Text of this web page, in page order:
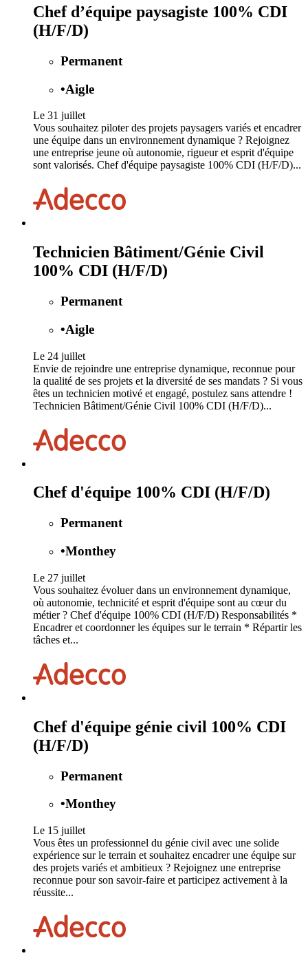
Chef d’équipe paysagiste 100% CDI
(H/F/D)
Permanent
•Aigle
Le 31 juillet
Vous souhaitez piloter des projets paysagers variés et encadrer
une équipe dans un environnement dynamique ? Rejoignez
une entreprise jeune où autonomie, rigueur et esprit d'équipe
sont valorisés. Chef d'équipe paysagiste 100% CDI (H/F/D)...
Technicien Bâtiment/Génie Civil
100% CDI (H/F/D)
Permanent
•Aigle
Le 24 juillet
Envie de rejoindre une entreprise dynamique, reconnue pour
la qualité de ses projets et la diversité de ses mandats ? Si vous
êtes un technicien motivé et engagé, postulez sans attendre !
Technicien Bâtiment/Génie Civil 100% CDI (H/F/D)...
Chef d'équipe 100% CDI (H/F/D)
Permanent
•Monthey
Le 27 juillet
Vous souhaitez évoluer dans un environnement dynamique,
où autonomie, technicité et esprit d'équipe sont au cœur du
métier ? Chef d'équipe 100% CDI (H/F/D) Responsabilités *
Encadrer et coordonner les équipes sur le terrain * Répartir les
tâches et...
Chef d'équipe génie civil 100% CDI
(H/F/D)
Permanent
•Monthey
Le 15 juillet
Vous êtes un professionnel du génie civil avec une solide
expérience sur le terrain et souhaitez encadrer une équipe sur
des projets variés et ambitieux ? Rejoignez une entreprise
reconnue pour son savoir-faire et participez activement à la
réussite...